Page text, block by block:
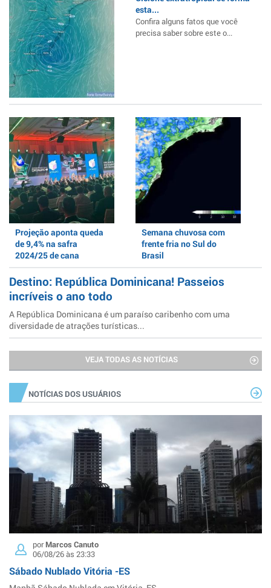
esta...
Confira alguns fatos que você
precisa saber sobre este o...
Projeção aponta queda
de 9,4% na safra
2024/25 de cana
Semana chuvosa com
frente fria no Sul do
Brasil
Destino: República Dominicana! Passeios
incríveis o ano todo
A República Dominicana é um paraíso caribenho com uma
diversidade de atrações turísticas...
VEJA TODAS AS NOTÍCIAS
NOTÍCIAS DOS USUÁRIOS
porMarcos Canuto
06/08/26 às 23:33
Sábado Nublado Vitória -ES